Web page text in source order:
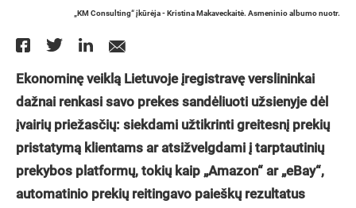
„KM Consulting“ įkūrėja - Kristina Makaveckaitė. Asmeninio albumo nuotr.
Ekonominę veiklą Lietuvoje įregistravę verslininkai
dažnai renkasi savo prekes sandėliuoti užsienyje dėl
įvairių priežasčių: siekdami užtikrinti greitesnį prekių
pristatymą klientams ar atsižvelgdami į tarptautinių
prekybos platformų, tokių kaip „Amazon“ ar „eBay“,
automatinio prekių reitingavo paieškų rezultatus